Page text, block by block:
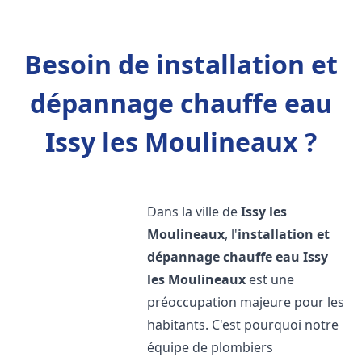
Besoin de installation et
dépannage chauffe eau
Issy les Moulineaux ?
Dans la ville deIssy les
Moulineaux, l'installation et
dépannage chauffe eau Issy
les Moulineaux est une
préoccupation majeure pour les
habitants. C'est pourquoi notre
équipe de plombiers